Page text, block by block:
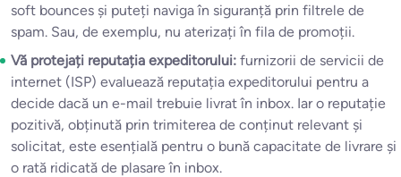
soft bounces și puteți naviga în siguranță prin filtrele de
spam. Sau, de exemplu, nu aterizați în fila de promoții.
Vă protejați reputația expeditorului: furnizorii de servicii de
internet (ISP) evaluează reputația expeditorului pentru a
decide dacă un e-mail trebuie livrat în inbox. Iar o reputație
pozitivă, obținută prin trimiterea de conținut relevant și
solicitat, este esențială pentru o bună capacitate de livrare și
o rată ridicată de plasare în inbox.